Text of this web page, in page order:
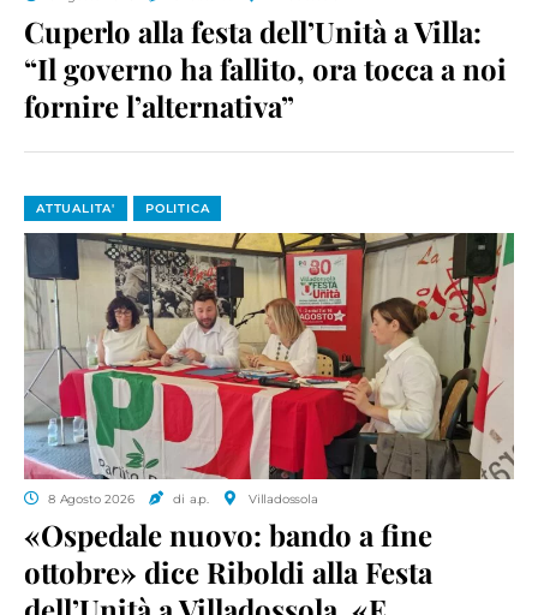
Cuperlo alla festa dell’Unità a Villa:
“Il governo ha fallito, ora tocca a noi
fornire l’alternativa”
ATTUALITA' POLITICA
8 Agosto 2026 di a.p. Villadossola
«Ospedale nuovo: bando a fine
ottobre» dice Riboldi alla Festa